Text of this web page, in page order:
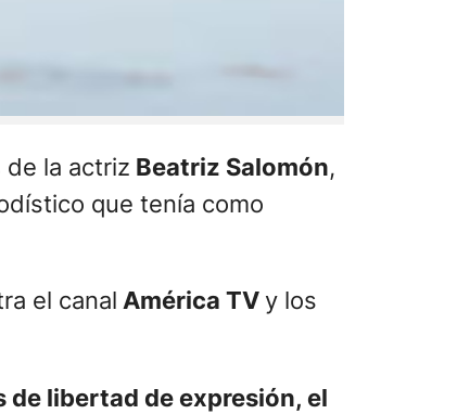
la actriz Beatriz Salomón,
que tenía como
el canal América TV y los
de libertad de expresión, el